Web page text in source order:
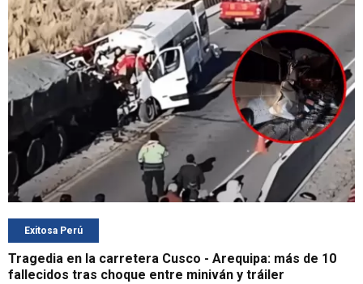
Exitosa Perú
Tragedia en la carretera Cusco - Arequipa: más de 10
fallecidos tras choque entre miniván y tráiler